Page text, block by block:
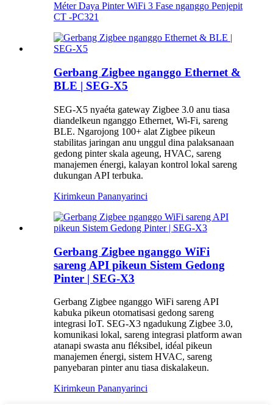
Méter Daya Pinter WiFi 3 Fase nganggo Penjepit
CT -PC321
Gerbang Zigbee nganggo Ethernet &
BLE | SEG-X5
SEG-X5 nyaéta gateway Zigbee 3.0 anu tiasa
diandelkeun nganggo Ethernet, Wi-Fi, sareng
BLE. Ngarojong 100+ alat Zigbee pikeun
stabilitas jaringan anu unggul dina palaksanaan
gedong pinter skala ageung, HVAC, sareng
manajemen énergi, kalayan kontrol lokal sareng
dukungan API terbuka.
Kirimkeun Pananyarinci
Gerbang Zigbee nganggo WiFi
sareng API pikeun Sistem Gedong
Pinter | SEG-X3
Gerbang Zigbee nganggo WiFi sareng API
kabuka pikeun otomatisasi gedong sareng
integrasi IoT. SEG-X3 ngadukung Zigbee 3.0,
komunikasi lokal, sareng integrasi platform awan
atanapi swasta anu fléksibel, idéal pikeun
manajemen énergi, sistem HVAC, sareng
panyebaran pinter anu tiasa diskalakeun.
Kirimkeun Pananyarinci